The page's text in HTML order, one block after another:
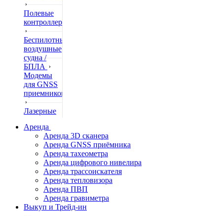
Полевые
контроллеры
Беспилотные
воздушные
судна /
БПЛА
Модемы
для GNSS
приемников
Лазерные
Нивелиры
Теодолиты
Трассоискатели
Неразрушающий
контроль
Аксессуары
Аренда
Аренда 3D сканера
Аренда GNSS приёмника
Аренда тахеометра
Аренда цифрового нивелира
Аренда трассоискателя
Аренда тепловизора
Аренда ПВП
Аренда гравиметра
Выкуп и Трейд-ин